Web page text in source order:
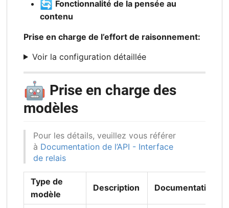
🔄 Fonctionnalité de la pensée au
contenu
Prise en charge de l’effort de raisonnement:
Voir la configuration détaillée
🤖 Prise en charge des
modèles
Pour les détails, veuillez vous référer
à Documentation de l’API - Interface
de relais
Type de
modèle
Description Documentation